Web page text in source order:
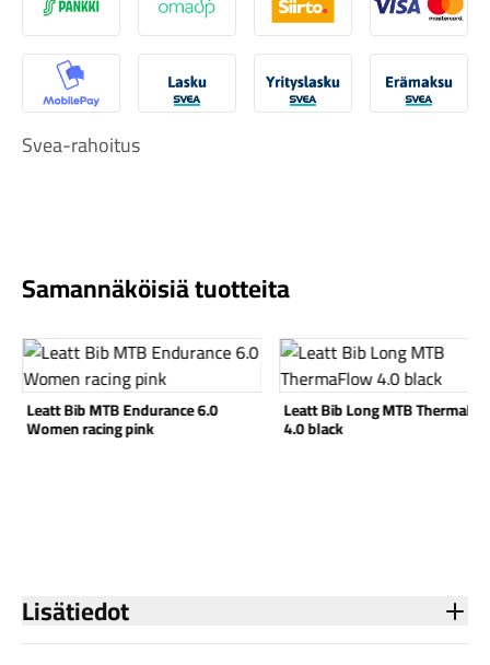
Renkaat
Komponentit
Katso koko valikoima
S-Pankki Omasp Siirto Visa &
MobilePay Svea Lasku Svea yrityslaskuSvea
Svea-rahoitus
Samannäköisiä tuotteita
Katso tuote
Leatt Bib MTB Endurance 6.0
Women racing pink
Katso tuote
Leatt Bib Long MTB
4.0 black
Lisätiedot